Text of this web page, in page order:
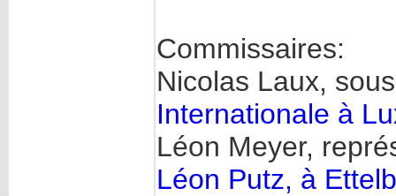
Commissaires:
Nicolas Laux,
Internationale à
Léon Meyer,
Léon Putz, à